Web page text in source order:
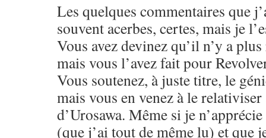
Les quelques commentaires que
souvent acerbes, certes, mais je
Vous avez devinez qu’il n’y a
mais vous l’avez fait pour
Vous soutenez, à juste titre, le
mais vous en venez à le
d’Urosawa. Même si je
(que j’ai tout de même lu) et que